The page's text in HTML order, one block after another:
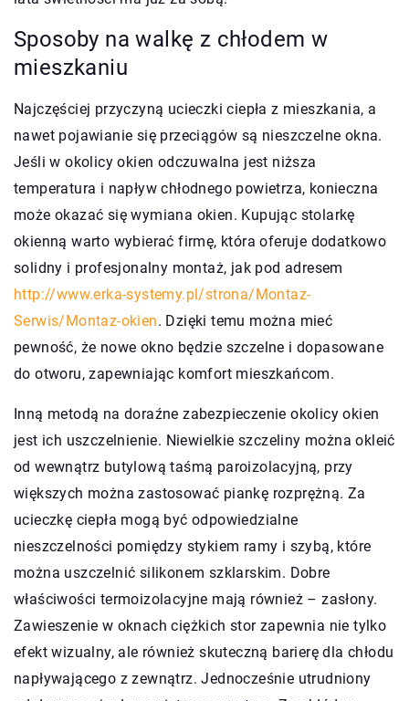
Sposoby na walkę z chłodem w
mieszkaniu
Najczęściej przyczyną ucieczki ciepła z mieszkania, a
nawet pojawianie się przeciągów są nieszczelne okna.
Jeśli w okolicy okien odczuwalna jest niższa
temperatura i napływ chłodnego powietrza, konieczna
może okazać się wymiana okien. Kupując stolarkę
okienną warto wybierać firmę, która oferuje dodatkowo
solidny i profesjonalny montaż, jak pod adresem
http://www.erka-systemy.pl/strona/Montaz-
Serwis/Montaz-okien. Dzięki temu można mieć
pewność, że nowe okno będzie szczelne i dopasowane
do otworu, zapewniając komfort mieszkańcom.
Inną metodą na doraźne zabezpieczenie okolicy okien
jest ich uszczelnienie. Niewielkie szczeliny można okleić
od wewnątrz butylową taśmą paroizolacyjną, przy
większych można zastosować piankę rozprężną. Za
ucieczkę ciepła mogą być odpowiedzialne
nieszczelności pomiędzy stykiem ramy i szybą, które
można uszczelnić silikonem szklarskim. Dobre
właściwości termoizolacyjne mają również – zasłony.
Zawieszenie w oknach ciężkich stor zapewnia nie tylko
efekt wizualny, ale również skuteczną barierę dla chłodu
napływającego z zewnątrz. Jednocześnie utrudniony